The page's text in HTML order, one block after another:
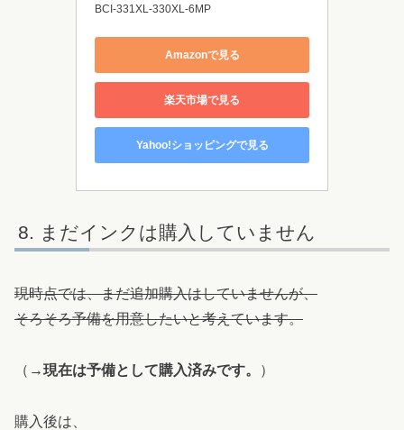
BCI-331XL-330XL-6MP
Amazonで見る
楽天市場で見る
Yahoo!ショッピングで見る
まだインクは購入していません
現時点では、まだ追加購入はしていませんが、
そろそろ予備を用意したいと考えています。
（→現在は予備として購入済みです。 ）
購入後は、